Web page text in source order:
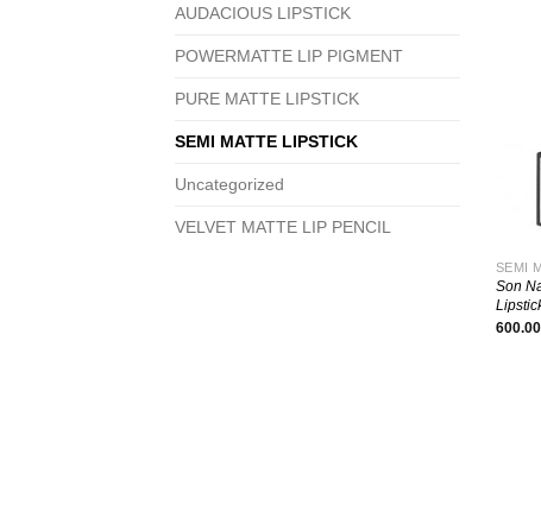
AUDACIOUS LIPSTICK
POWERMATTE LIP PIGMENT
PURE MATTE LIPSTICK
SEMI MATTE LIPSTICK
Uncategorized
VELVET MATTE LIP PENCIL
SEMI
Son